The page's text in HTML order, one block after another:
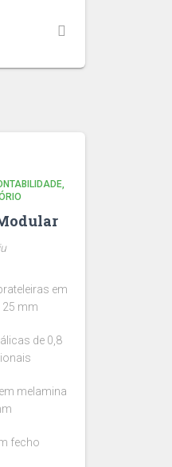
em
25 mm
de 0,8
melamina
fecho